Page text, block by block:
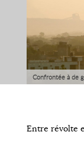
Confrontée à de
Entre révolte